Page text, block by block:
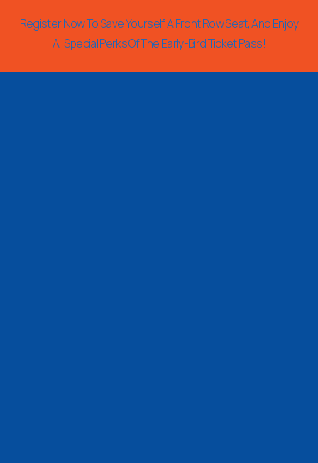
Register Now To Save Yourself A Front Row Seat, And Enjoy
All Special Perks Of The Early-Bird Ticket Pass!